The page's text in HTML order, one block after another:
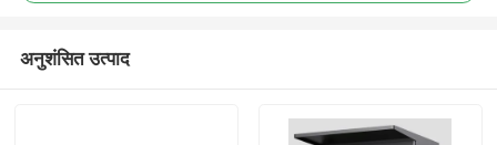
अनुशंसित उत्पाद